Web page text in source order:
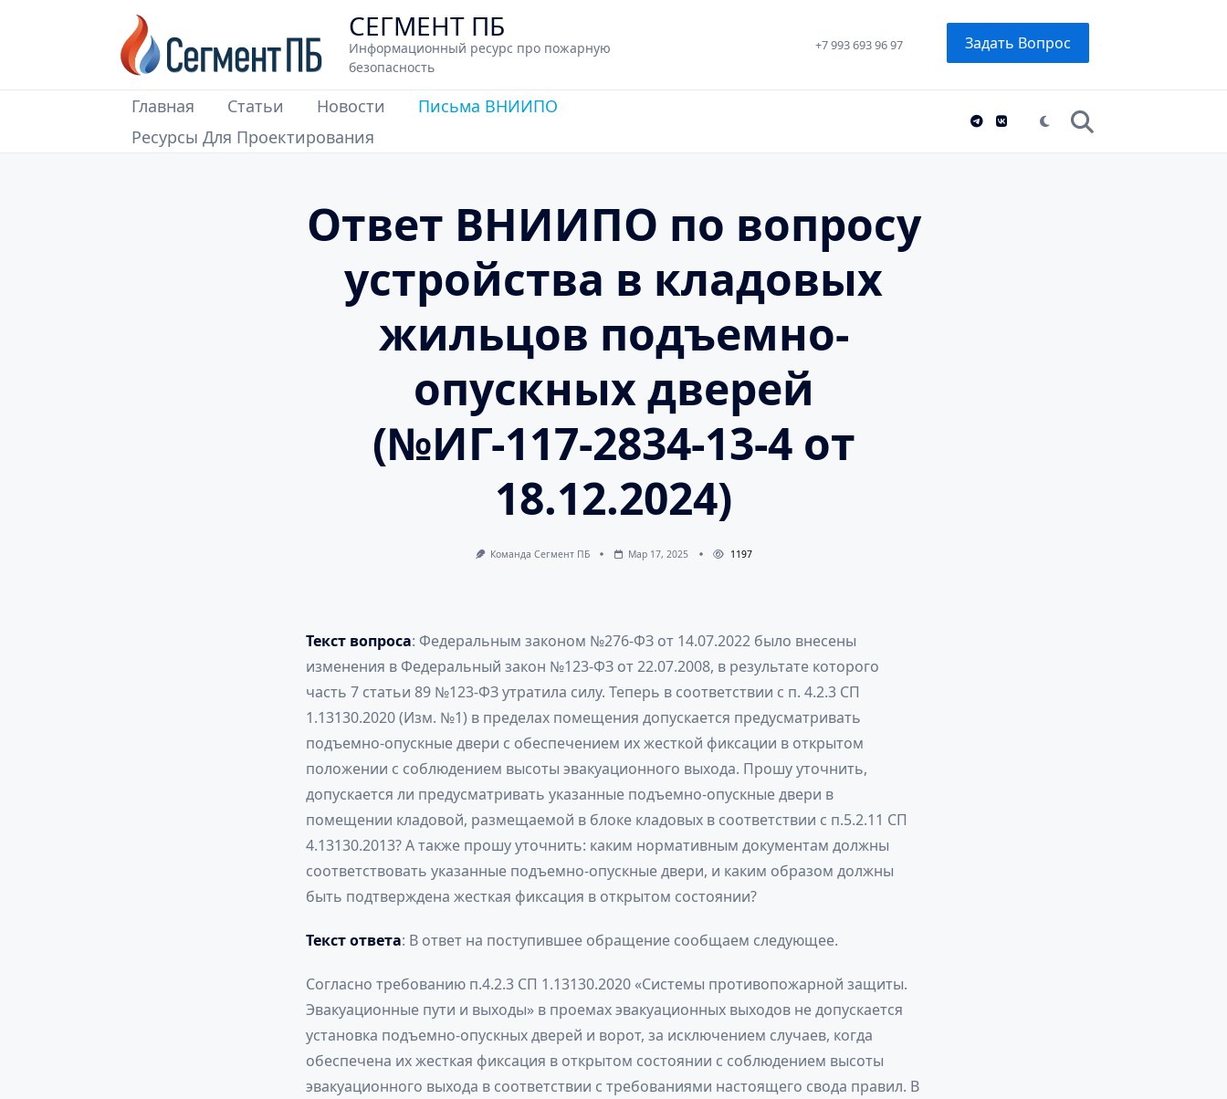
СЕГМЕНТ ПБ
Информационный ресурс про пожарную
безопасность
+7 993 693 96 97 Задать Вопрос
Главная Cтатьи Новости
Письма ВНИИПО
Ресурсы Для Проектирования
Ответ ВНИИПО по вопросу
устройства в кладовых
жильцов подъемно-
опускных дверей
(№ИГ-117-2834-13-4 от
18.12.2024)
Команда Сегмент ПБ Мар 17, 2025 1197
Текст вопроса: Федеральным законом №276-ФЗ от 14.07.2022 было внесены
изменения в Федеральный закон №123-ФЗ от 22.07.2008, в результате которого
часть 7 статьи 89 №123-ФЗ утратила силу. Теперь в соответствии с п. 4.2.3 СП
1.13130.2020 (Изм. №1) в пределах помещения допускается предусматривать
подъемно-опускные двери с обеспечением их жесткой фиксации в открытом
положении с соблюдением высоты эвакуационного выхода. Прошу уточнить,
допускается ли предусматривать указанные подъемно-опускные двери в
помещении кладовой, размещаемой в блоке кладовых в соответствии с п.5.2.11 СП
4.13130.2013? А также прошу уточнить: каким нормативным документам должны
соответствовать указанные подъемно-опускные двери, и каким образом должны
быть подтверждена жесткая фиксация в открытом состоянии?
Текст ответа: В ответ на поступившее обращение сообщаем следующее.
Согласно требованию п.4.2.3 СП 1.13130.2020 «Системы противопожарной защиты.
Эвакуационные пути и выходы» в проемах эвакуационных выходов не допускается
установка подъемно-опускных дверей и ворот, за исключением случаев, когда
обеспечена их жесткая фиксация в открытом состоянии с соблюдением высоты
эвакуационного выхода в соответствии с требованиями настоящего свода правил. В